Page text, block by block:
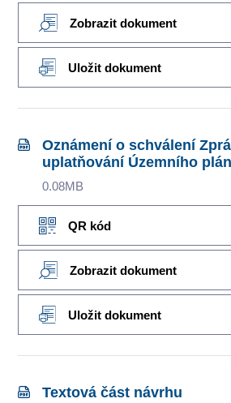
Zobrazit dokument
Uložit dokument
Oznámení o schválení
uplatňování Územního
0.08MB
QR kód
Zobrazit dokument
Uložit dokument
Textová část návrhu